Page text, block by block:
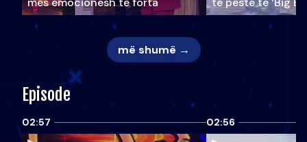
më shumë →
Episode
02:57 02:56